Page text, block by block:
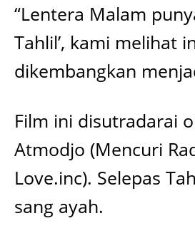
“Lentera Malam
Tahlil’, kami melihat
dikembangkan
Film ini disutradarai
Atmodjo (Mencuri
Love.inc). Selepas
sang ayah.